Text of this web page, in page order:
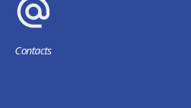
Contacts